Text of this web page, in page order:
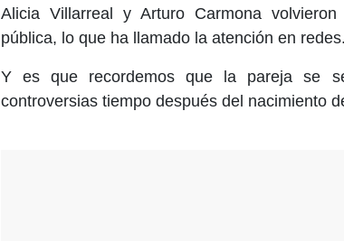
Alicia Villarreal y Arturo Carmona
pública, lo que ha llamado la atención en redes.
Y es que recordemos que la pareja se
controversias tiempo después del nacimiento